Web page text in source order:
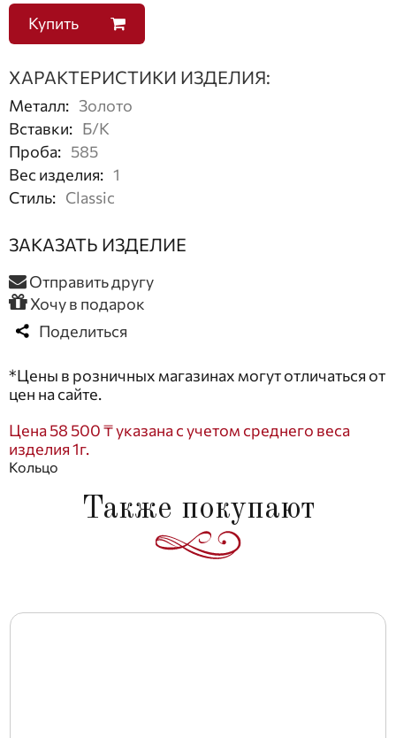
Купить
ХАРАКТЕРИСТИКИ ИЗДЕЛИЯ:
Металл: Золото
Вставки: Б/К
Проба: 585
Вес изделия: 1
Стиль: Classic
ЗАКАЗАТЬ ИЗДЕЛИЕ
Отправить другу
Хочу в подарок
Поделиться
*Цены в розничных магазинах могут отличаться от
цен на сайте.
Цена 58 500 ₸ указана с учетом среднего веса
изделия 1г.
Кольцо
Также покупают